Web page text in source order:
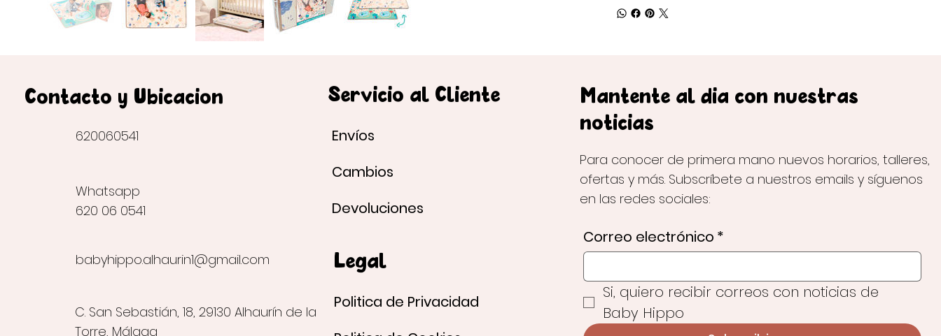
Contacto y Ubicación
620060541
Whatsapp
620 06 0541
babyhippo.alhaurin1@gmail.com
C. San Sebastián, 18, 29130 Alhaurín de la
Torre, Málaga
Servicio al Cliente
Envíos
Cambios
Devoluciones
Legal
Politica de Privacidad
Mantente al día con nuestras
noticias
Para conocer de primera mano nuevos horarios, talleres,
ofertas y más. Subscríbete a nuestros emails y síguenos
en las redes sociales:
Correo electrónico *
Si, quiero recibir correos con noticias de
Baby Hippo